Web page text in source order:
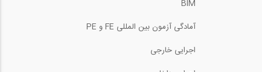
11:13
2:52
فیلم آموزشی جامع نصب و
BIM
آمادگی آزمون بین المللی FE و PE
اجرایی خارجی